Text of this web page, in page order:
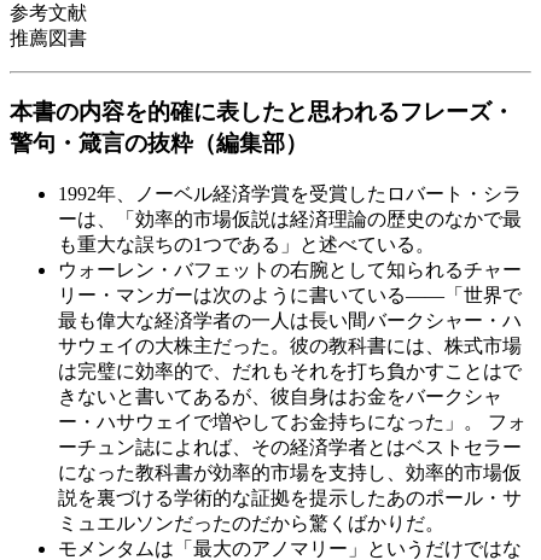
参考文献
推薦図書
本書の内容を的確に表したと思われるフレーズ・
警句・箴言の抜粋（編集部）
1992年、ノーベル経済学賞を受賞したロバート・シラ
ーは、「効率的市場仮説は経済理論の歴史のなかで最
も重大な誤ちの1つである」と述べている。
ウォーレン・バフェットの右腕として知られるチャー
リー・マンガーは次のように書いている――「世界で
最も偉大な経済学者の一人は長い間バークシャー・ハ
サウェイの大株主だった。彼の教科書には、株式市場
は完璧に効率的で、だれもそれを打ち負かすことはで
きないと書いてあるが、彼自身はお金をバークシャ
ー・ハサウェイで増やしてお金持ちになった」。 フォ
ーチュン誌によれば、その経済学者とはベストセラー
になった教科書が効率的市場を支持し、効率的市場仮
説を裏づける学術的な証拠を提示したあのポール・サ
ミュエルソンだったのだから驚くばかりだ。
モメンタムは「最大のアノマリー」というだけではな